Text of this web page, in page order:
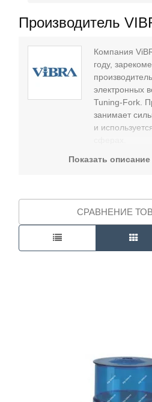
Контакты
Производитель
Компания
году,
электронных
Tuning-Fork.
занимает
и
В
измерители
и
Доставка по
Показать
СРАВНЕНИЕ